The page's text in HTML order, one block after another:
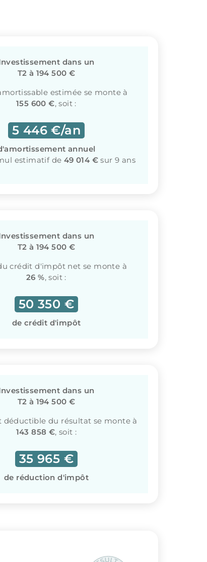
dans un
T2 à 194 500 €
estimée se monte à
155 600 €, soit :
5 446 €/an
annuel
estimatif de 49 014 €sur 9 ans
dans un
T2 à 194 500 €
crédit d'impôt net se monte à
26 %, soit :
50 350 €
de crédit d'impôt
dans un
T2 à 194 500 €
déductible du résultat se monte à
143 858 €, soit :
35 965 €
de réduction d'impôt